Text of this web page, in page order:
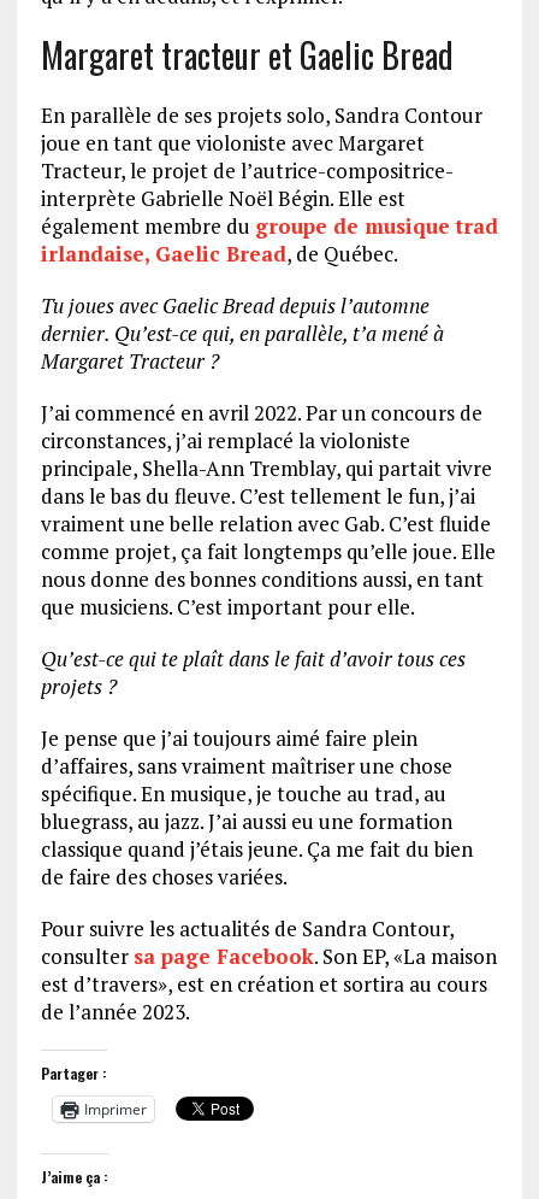
Margaret tracteur et Gaelic Bread
En parallèle de ses projets solo, Sandra Contour
joue en tant que violoniste avec Margaret
Tracteur, le projet de l’autrice-compositrice-
interprète Gabrielle Noël Bégin. Elle est
également membre du groupe de musique trad
irlandaise, Gaelic Bread, de Québec.
Tu joues avec Gaelic Bread depuis l’automne
dernier. Qu’est-ce qui, en parallèle, t’a mené à
Margaret Tracteur ?
J’ai commencé en avril 2022. Par un concours de
circonstances, j’ai remplacé la violoniste
principale, Shella-Ann Tremblay, qui partait vivre
dans le bas du fleuve. C’est tellement le fun, j’ai
vraiment une belle relation avec Gab. C’est fluide
comme projet, ça fait longtemps qu’elle joue. Elle
nous donne des bonnes conditions aussi, en tant
que musiciens. C’est important pour elle.
Qu’est-ce qui te plaît dans le fait d’avoir tous ces
projets ?
Je pense que j’ai toujours aimé faire plein
d’affaires, sans vraiment maîtriser une chose
spécifique. En musique, je touche au trad, au
bluegrass, au jazz. J’ai aussi eu une formation
classique quand j’étais jeune. Ça me fait du bien
de faire des choses variées.
Pour suivre les actualités de Sandra Contour,
consulter sa page Facebook. Son EP, «La maison
est d’travers», est en création et sortira au cours
de l’année 2023.
Partager :
Imprimer
J’aime ça :